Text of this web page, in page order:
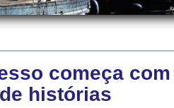
começa com
histórias